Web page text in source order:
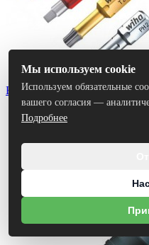
Биты
Мы используем cookie
Используем обязательные
вашего согласия —
Подробнее